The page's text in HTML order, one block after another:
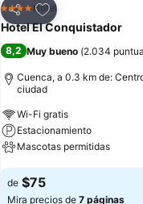
Compartir
Agregar a
4 EstrellasHotel
Hotel El Conquistador
8,2 Muy bueno (2.034
Cuenca, a 0.3 km de:
ciudad
Wi-Fi gratis
Estacionamiento
Mascotas permitidas
Ver precios
de $75
Mira precios de 7 páginas